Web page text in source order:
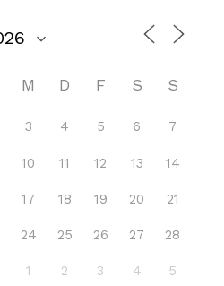
M D F S S
3 4 5 6 7
10 11 12 13 14
17 18 19 20 21
24 25 26 27 28
1 2 3 4 5